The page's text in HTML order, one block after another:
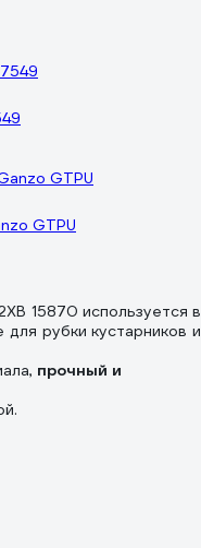
GTPU
15870 используется в
рубки кустарников и
прочный и